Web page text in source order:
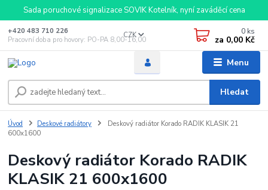
Sada poruchové signalizace SOVIK Kotelník, nyní zaváděcí cena
Menu
CZK
Hledat
+420 483 710 226
Pracovní doba pro hovory: PO-PA 8,00-16,00
0 ks
za 0,00 Kč
Úvod Deskové radiátory
Deskový radiátor Korado RADIK KLASIK 21
600x1600
Deskový radiátor Korado RADIK
KLASIK 21 600x1600